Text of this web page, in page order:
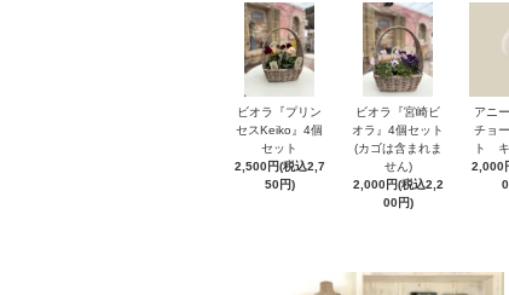
ビオラ『プリン
セスKeiko』4個
セット
2,500円(税込2,7
50円)
ビオラ『宮崎ビ
オラ』4個セット
(カゴは含まれま
せん)
2,000円(税込2,2
00円)
アニ
チョ
ト
2,000